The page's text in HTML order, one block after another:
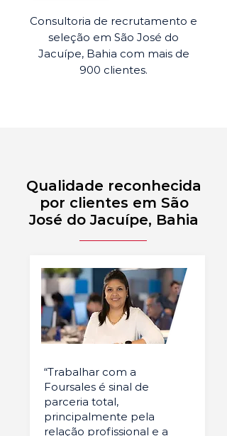
Consultoria de recrutamento e
seleção em São José do
Jacuípe, Bahia com mais de
900 clientes.
Qualidade reconhecida
por clientes em São
José do Jacuípe, Bahia
“Trabalhar com a
Foursales é sinal de
parceria total,
principalmente pela
relação profissional e a